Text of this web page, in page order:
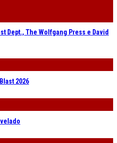
Dept., The Wolfgang Press e David
2026